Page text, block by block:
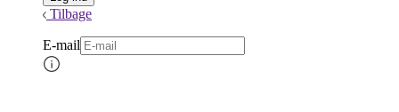
Tilbage
E-mail